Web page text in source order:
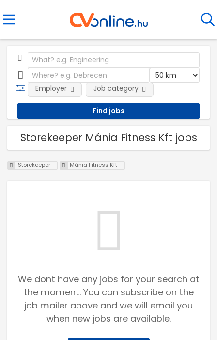
Employer Job category
Storekeeper Mánia Fitness Kft jobs
Storekeeper Mánia Fitness Kft
We dont have any jobs for your search at
the moment. You can subscribe on the
job mailer above and we will email you
when new jobs are available.